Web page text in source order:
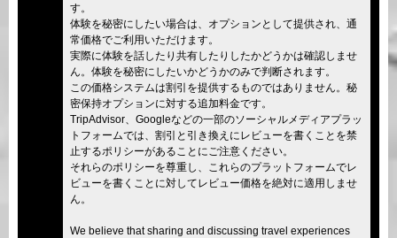
す。
体験を秘密にしたい場合は、オプションとして提供され、通
常価格でご利用いただけます。
実際に体験を話したり共有したりしたかどうかは確認しませ
ん。体験を秘密にしたいかどうかのみで判断されます。
この価格システムは割引を提供するものではありません。秘
密保持オプションに対する追加料金です。
TripAdvisor、Googleなどの一部のソーシャルメディアプラッ
トフォームでは、割引と引き換えにレビューを書くことを禁
止するポリシーがあることにご注意ください。
それらのポリシーを尊重し、これらのプラットフォームでレ
ビューを書くことに対してレビュー価格を絶対に適用しませ
ん。
We believe that sharing and discussing travel experiences